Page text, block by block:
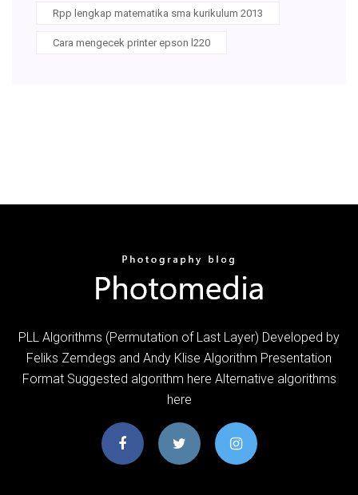
Rpp lengkap matematika sma kurikulum 2013
Cara mengecek printer epson l220
PLL Algorithms (Permutation of Last Layer) Developed by
Feliks Zemdegs and Andy Klise Algorithm Presentation
Format Suggested algorithm here Alternative algorithms
here